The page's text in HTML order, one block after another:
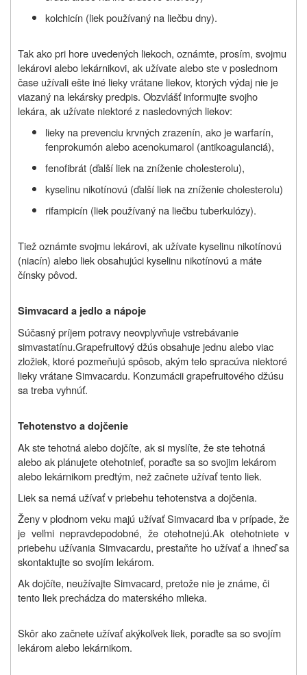
kolchicín (liek používaný na liečbu dny).
Tak ako pri hore uvedených liekoch, oznámte, prosím, svojmu
lekárovi alebo lekárnikovi, ak užívate alebo ste v poslednom
čase užívali ešte iné lieky vrátane liekov, ktorých výdaj nie je
viazaný na lekársky predpis. Obzvlášť informujte svojho
lekára, ak užívate niektoré z nasledovných liekov:
lieky na prevenciu krvných zrazenín, ako je warfarín,
fenprokumón alebo acenokumarol (antikoagulanciá),
fenofibrát (ďalší liek na zníženie cholesterolu),
kyselinu nikotínovú (ďalší liek na zníženie cholesterolu)
rifampicín (liek používaný na liečbu tuberkulózy).
Tiež oznámte svojmu lekárovi, ak užívate kyselinu nikotínovú
(niacín) alebo liek obsahujúci kyselinu nikotínovú a máte
čínsky pôvod.
Simvacard a jedlo a nápoje
Súčasný príjem potravy neovplyvňuje vstrebávanie
simvastatínu.Grapefruitový džús obsahuje jednu alebo viac
zložiek, ktoré pozmeňujú spôsob, akým telo spracúva niektoré
lieky vrátaneSimvacardu. Konzumácii grapefruitového džúsu
sa treba vyhnúť.
Tehotenstvo a dojčenie
Ak ste tehotná alebo dojčíte, ak si myslíte, že ste tehotná
alebo ak plánujete otehotnieť, poraďte sa so svojim lekárom
alebo lekárnikom predtým, než začnete užívať tento liek.
Liek sa nemá užívať v priebehu tehotenstva a dojčenia.
Ženy v plodnom veku majú užívať Simvacard iba v prípade, že
je veľmi nepravdepodobné, že otehotnejú.Ak otehotniete v
priebehu užívania Simvacardu, prestaňte ho užívať a ihneď sa
skontaktujte so svojím lekárom.
Ak dojčíte, neužívajteSimvacard, pretože nie je známe, či
tento liek prechádza do materského mlieka.
Skôr ako začnete užívať akýkoľvek liek, poraďte sa so svojím
lekárom alebo lekárnikom.